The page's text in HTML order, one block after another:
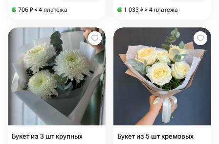
706 ₽ × 4 платежа 1 033 ₽ × 4 платежа
Букет из 3 шт крупных
Букет из 5 шт кремовых